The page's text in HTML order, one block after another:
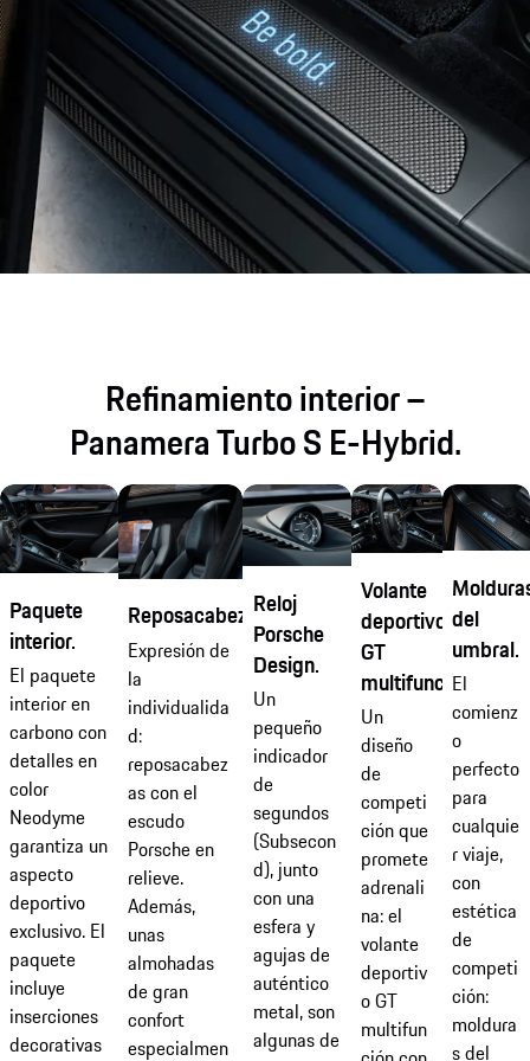
Refinamiento interior –
Panamera Turbo S E-Hybrid.
Paquete
interior.
El paquete
interior en
carbono con
detalles en
color
Neodyme
garantiza un
aspecto
deportivo
exclusivo. El
paquete
incluye
inserciones
decorativas
Reposacabezas.
Expresión de
la
individualida
d:
reposacabez
as con el
escudo
Porsche en
relieve.
Además,
unas
almohadas
de gran
confort
especialmen
Reloj
Porsche
Design.
Un
pequeño
indicador
de
segundos
(Subsecon
d), junto
con una
esfera y
agujas de
auténtico
metal, son
algunas de
Volante
deportivo
GT
multifunción.
Un
diseño
de
competi
ción que
promete
adrenali
na: el
volante
deportiv
o GT
multifun
del
umbral.
El
comienz
o
perfecto
para
cualquie
r viaje,
con
estética
de
competi
ción:
moldura
s del